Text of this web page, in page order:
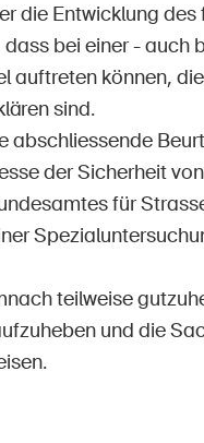
die Entwicklung
bei einer - auch
auftreten können,
sind.
abschliessende
der Sicherheit
für
teilweise
und die